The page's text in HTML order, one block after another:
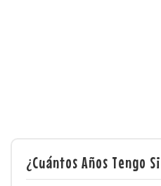
¿Cuántos Años Tengo